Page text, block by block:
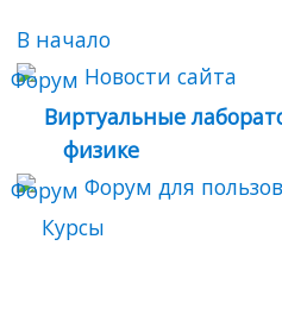
В начало
Новости сайта
Виртуальные
физике
Форум для
Курсы